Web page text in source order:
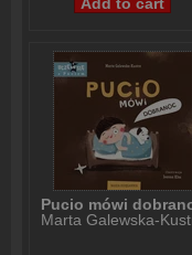
Pucio mówi
Marta Galewska-